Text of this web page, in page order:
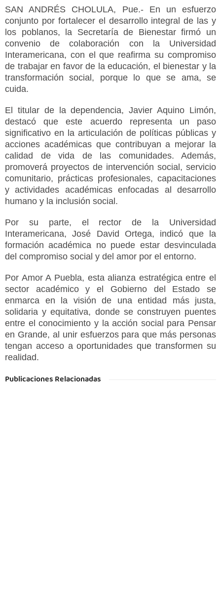
SAN ANDRÉS CHOLULA, Pue.- En un esfuerzo
conjunto por fortalecer el desarrollo integral de las y
los poblanos, la Secretaría de Bienestar firmó un
convenio de colaboración con la Universidad
Interamericana, con el que reafirma su compromiso
de trabajar en favor de la educación, el bienestar y la
transformación social, porque lo que se ama, se
cuida.
El titular de la dependencia, Javier Aquino Limón,
destacó que este acuerdo representa un paso
significativo en la articulación de políticas públicas y
acciones académicas que contribuyan a mejorar la
calidad de vida de las comunidades. Además,
promoverá proyectos de intervención social, servicio
comunitario, prácticas profesionales, capacitaciones
y actividades académicas enfocadas al desarrollo
humano y la inclusión social.
Por su parte, el rector de la Universidad
Interamericana, José David Ortega, indicó que la
formación académica no puede estar desvinculada
del compromiso social y del amor por el entorno.
Por Amor A Puebla, esta alianza estratégica entre el
sector académico y el Gobierno del Estado se
enmarca en la visión de una entidad más justa,
solidaria y equitativa, donde se construyen puentes
entre el conocimiento y la acción social para Pensar
en Grande, al unir esfuerzos para que más personas
tengan acceso a oportunidades que transformen su
realidad.
Publicaciones Relacionadas